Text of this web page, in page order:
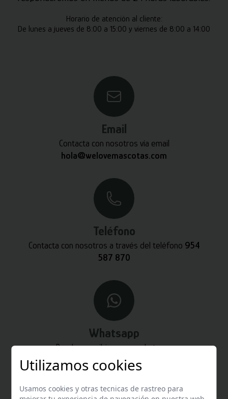
Horario de atención al cliente:
De lunes a jueves de 8:00 a 15:00 y viernes de 8:00 a 14:00
Email
Contacta con nosotros vía email
hola@welovemascotas.com
Teléfono
Contacta con nosotros a través del teléfono 954
587 870
Whatsapp
Puedes escribirnos por whatsapp
+34 680 27 45 40
Utilizamos cookies
Usamos cookies y otras tecnicas de rastreo para